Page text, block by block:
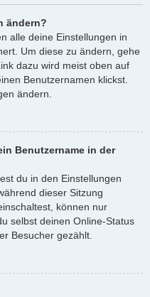
ändern?
alle deine Einstellungen in
Um diese zu ändern, gehe
dazu wird meist oben auf
Benutzernamen klickst.
ändern.
Benutzername in der
du in den Einstellungen
dieser Sitzung
können nur
selbst deinen Online-Status
Besucher gezählt.